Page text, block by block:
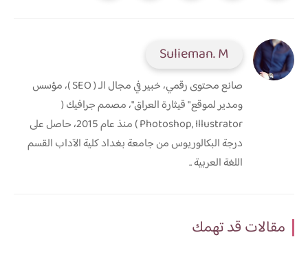
Sulieman. M
صانع محتوى رقمي، خبير في مجال الـ ( SEO )، مؤسس
ومدير لموقع " قيثارة العراق"، مصمم جرافيك (
Photoshop, Illustrator ) منذ عام 2015، حاصل على
درجة البكالوريوس من جامعة بغداد كلية الآداب القسم
اللغة العربية ..
مقالات قد تهمك